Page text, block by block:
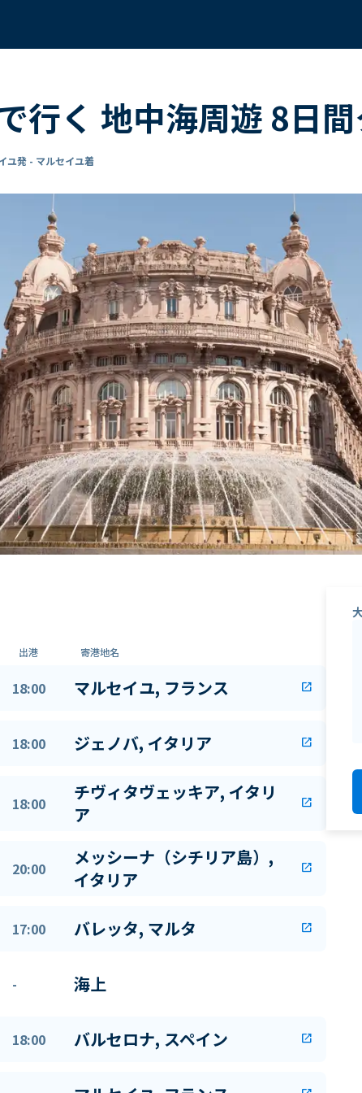
行く 地中海周遊 8日
ユ発 - マルセイユ着
出港 寄港地名
18:00 マルセイユ, フランス open_in_new
18:00 ジェノバ, イタリア open_in_new
18:00
チヴィタヴェッキア, イタリ
ア
open_in_new
20:00
メッシーナ（シチリア島）,
イタリア
open_in_new
17:00 バレッタ, マルタ open_in_new
- 海上
18:00 バルセロナ, スペイン open_in_new